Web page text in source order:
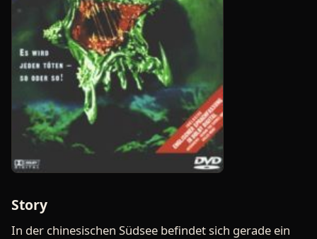
Story
In der chinesischen Südsee befindet sich gerade ein